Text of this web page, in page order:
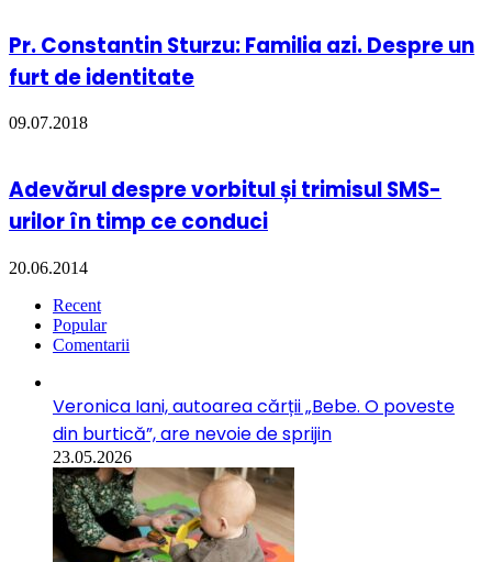
Pr. Constantin Sturzu: Familia azi. Despre un
furt de identitate
09.07.2018
Adevărul despre vorbitul și trimisul SMS-
urilor în timp ce conduci
20.06.2014
Recent
Popular
Comentarii
Veronica Iani, autoarea cărții „Bebe. O poveste
din burtică”, are nevoie de sprijin
23.05.2026